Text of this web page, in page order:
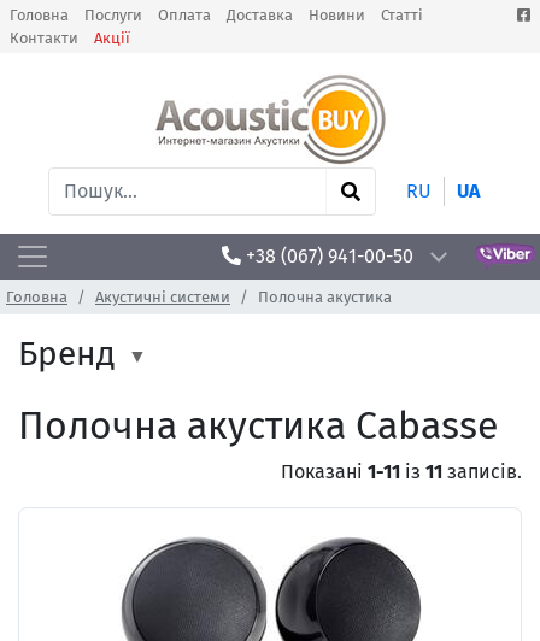
Головна Послуги Оплата Доставка Новини
Статті
Контакти
Акції
RU UA
+38 (067) 941-00-50
Головна Акустичні системи Полочна акустика
Бренд
Полочна акустика Cabasse
Показані 1-11 із 11 записів.